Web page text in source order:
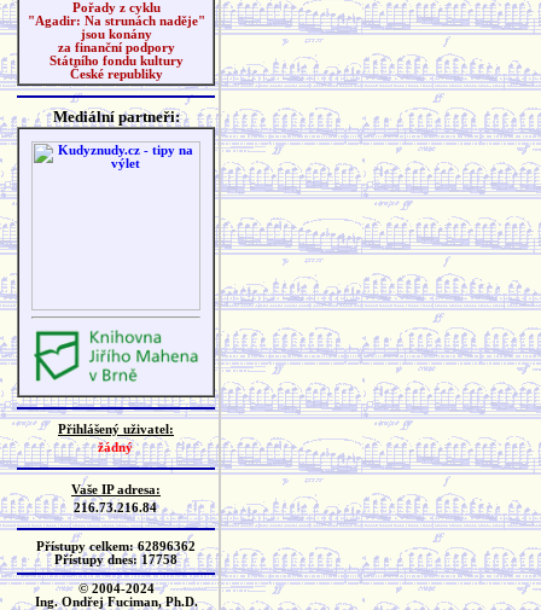
Pořady z cyklu
"Agadir: Na strunách naděje"
jsou konány
za finanční podpory
Státního fondu kultury
České republiky
Mediální partneři:
Přihlášený uživatel:
žádný
Vaše IP adresa:
216.73.216.84
Přístupy celkem: 62896362
Přístupy dnes: 17758
© 2004-2024
Ing. Ondřej Fuciman, Ph.D.